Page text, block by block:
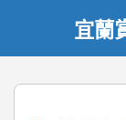
宜蘭